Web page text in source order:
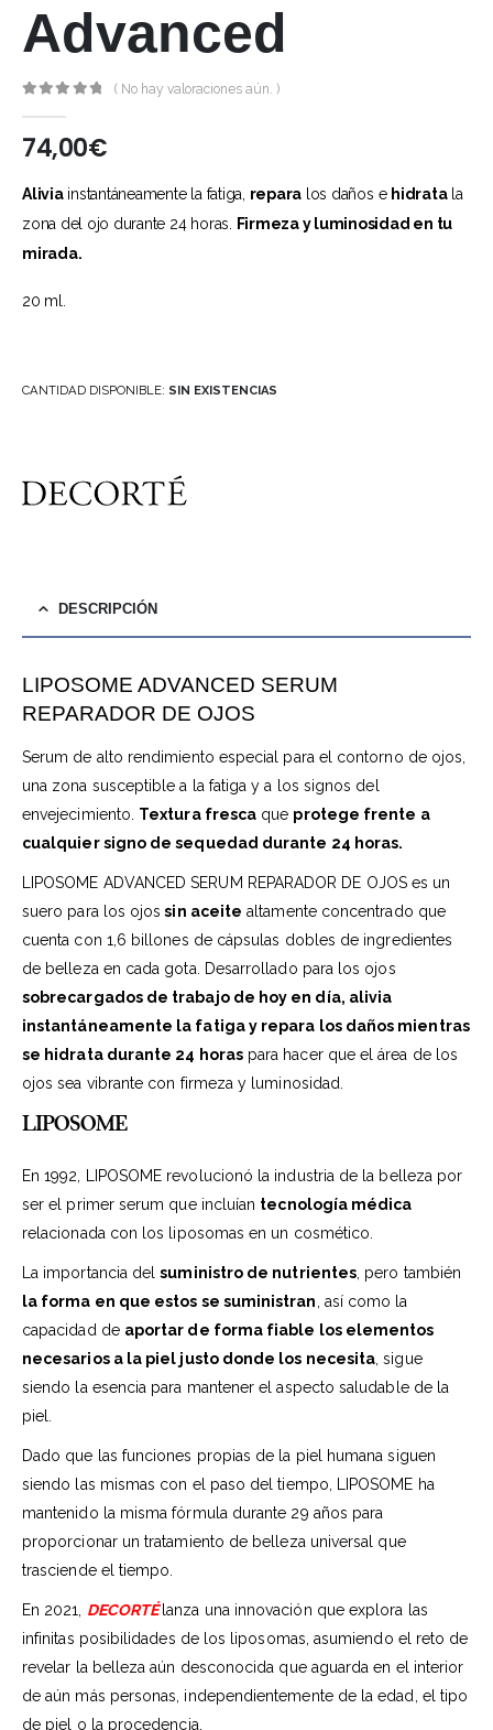
Advanced
( No hay valoraciones aún. )
74,00€
Aliviainstantáneamente la fatiga, repara los daños e hidratala
zona del ojo durante 24 horas.
Firmeza y luminosidad en tu
mirada.
20 ml.
CANTIDAD DISPONIBLE: SIN EXISTENCIAS
DESCRIPCIÓN
LIPOSOME ADVANCED SERUM
REPARADOR DE OJOS
Serum de alto rendimiento especial para el contorno de ojos,
una zona susceptible a la fatiga y a los signos del
envejecimiento. Textura fresca que protege frente a
cualquier signo de sequedad durante 24 horas.
LIPOSOME ADVANCED SERUM REPARADOR DE OJOS es un
suero para los ojos sin aceite altamente concentrado que
cuenta con 1,6 billones de cápsulas dobles de ingredientes
de belleza en cada gota. Desarrollado para los ojos
sobrecargados de trabajo de hoy en día, alivia
instantáneamente la fatiga y repara los daños mientras
se hidrata durante 24 horaspara hacer que el área de los
ojos sea vibrante con firmeza y luminosidad.
LIPOSOME
En 1992, LIPOSOME revolucionó la industria de la belleza por
ser el primer serum que incluían tecnología médica
relacionada con los liposomas en un cosmético.
La importancia delsuministro de nutrientes , pero también
la forma en que estos se suministran , así como la
capacidad de aportar de forma fiable los elementos
necesarios a la piel justo donde los necesita , sigue
siendo la esencia para mantener el aspecto saludable de la
piel.
Dado que las funciones propias de la piel humana siguen
siendo las mismas con el paso del tiempo, LIPOSOME ha
mantenido la misma fórmula durante 29 años para
proporcionar un tratamiento de belleza universal que
trasciende el tiempo.
En 2021, DECORTÉ lanza una innovación que explora las
infinitas posibilidades de los liposomas, asumiendo el reto de
revelar la belleza aún desconocida que aguarda en el interior
de aún más personas, independientemente de la edad, el tipo
de piel o la procedencia.